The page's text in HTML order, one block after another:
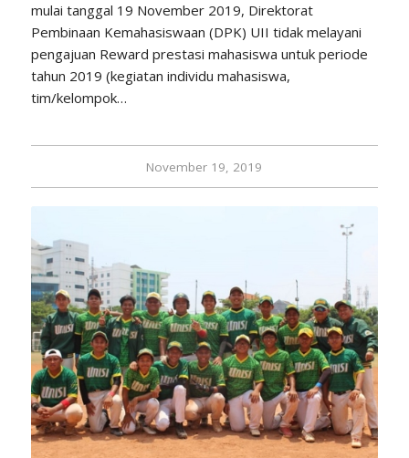
mulai tanggal 19 November 2019, Direktorat
Pembinaan Kemahasiswaan (DPK) UII tidak melayani
pengajuan Reward prestasi mahasiswa untuk periode
tahun 2019 (kegiatan individu mahasiswa,
tim/kelompok…
November 19, 2019